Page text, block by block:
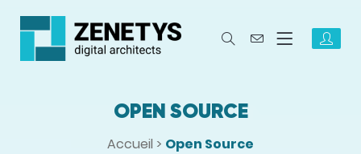
OPEN SOURCE
Accueil > Open Source